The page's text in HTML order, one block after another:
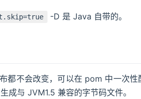
-D 是 Java 自带的。
都不会改变，可以在 pom 中一次
与 JVM1.5 兼容的字节码文件。